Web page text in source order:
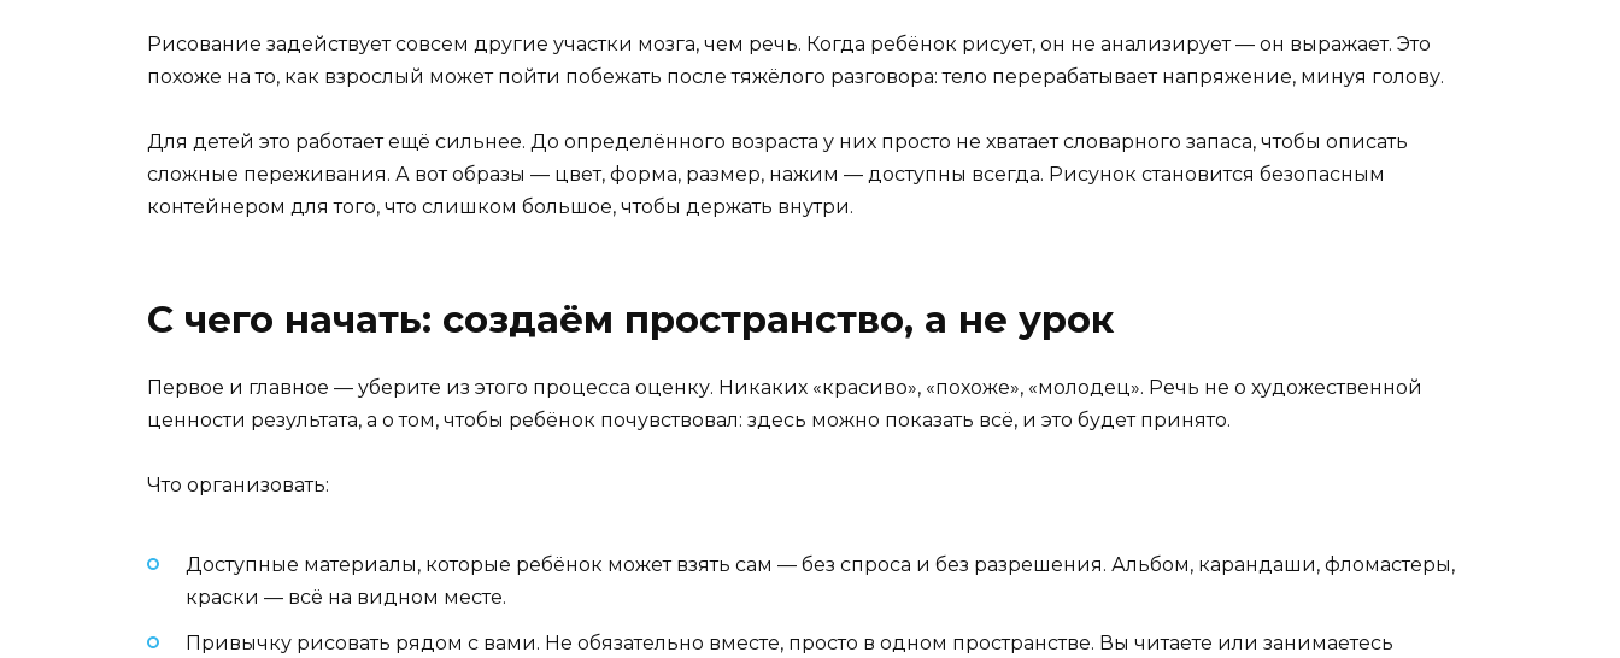
Рисование задействует совсем другие участки мозга, чем речь. Когда ребёнок рисует, он не анализирует — он выражает. Это
похоже на то, как взрослый может пойти побежать после тяжёлого разговора: тело перерабатывает напряжение, минуя голову.
Для детей это работает ещё сильнее. До определённого возраста у них просто не хватает словарного запаса, чтобы описать
сложные переживания. А вот образы — цвет, форма, размер, нажим — доступны всегда. Рисунок становится безопасным
контейнером для того, что слишком большое, чтобы держать внутри.
С чего начать: создаём пространство, а не урок
Первое и главное — уберите из этого процесса оценку. Никаких «красиво», «похоже», «молодец». Речь не о художественной
ценности результата, а о том, чтобы ребёнок почувствовал: здесь можно показать всё, и это будет принято.
Что организовать:
Доступные материалы, которые ребёнок может взять сам — без спроса и без разрешения. Альбом, карандаши, фломастеры,
краски — всё на видном месте.
Привычку рисовать рядом с вами. Не обязательно вместе, просто в одном пространстве. Вы читаете или занимаетесь